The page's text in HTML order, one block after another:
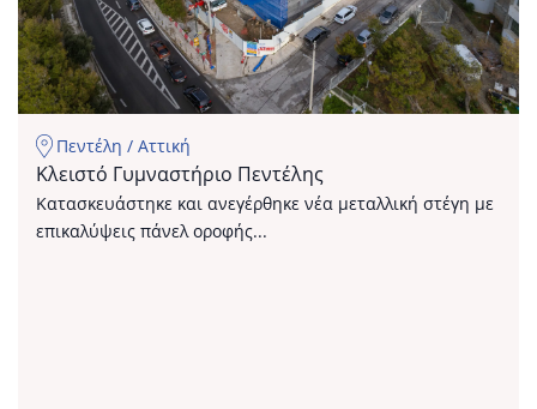
Πεντέλη / Αττική
Κλειστό Γυμναστήριο Πεντέλης
Κατασκευάστηκε και ανεγέρθηκε νέα μεταλλική στέγη με
επικαλύψεις πάνελ οροφής...